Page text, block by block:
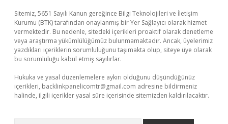
Sitemiz, 5651 Sayılı Kanun gereğince Bilgi Teknolojileri ve İletişim
Kurumu (BTK) tarafından onaylanmış bir Yer Sağlayıcı olarak hizmet
vermektedir. Bu nedenle, sitedeki içerikleri proaktif olarak denetleme
veya araştırma yükümlülüğümüz bulunmamaktadır. Ancak, üyelerimiz
yazdıkları içeriklerin sorumluluğunu taşımakta olup, siteye üye olarak
bu sorumluluğu kabul etmiş sayılırlar.
Hukuka ve yasal düzenlemelere aykırı olduğunu düşündüğünüz
içerikleri, backlinkpanelicomtr@gmail.com adresine bildirmeniz
halinde, ilgili içerikler yasal süre içerisinde sitemizden kaldırılacaktır.